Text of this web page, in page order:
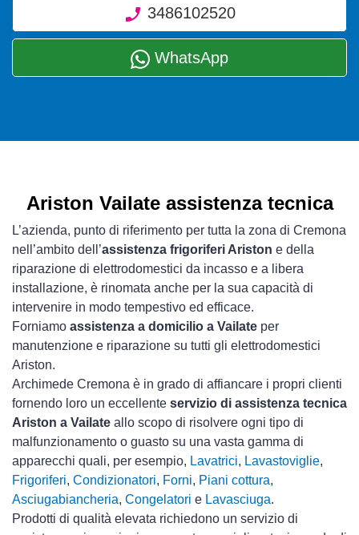
3486102520
WhatsApp
Ariston Vailate assistenza tecnica
L’azienda, punto di riferimento per tutta la zona di Cremona
nell’ambito dell’assistenza frigoriferi Ariston e della
riparazione di elettrodomestici da incasso e a libera
installazione, è rinomata anche per la sua capacità di
intervenire in modo tempestivo ed efficace.
Forniamo assistenza a domicilio a Vailate per
manutenzione e riparazione su tutti gli elettrodomestici
Ariston.
Archimede Cremona è in grado di affiancare i propri clienti
fornendo loro un eccellente servizio di assistenza tecnica
Ariston a Vailate allo scopo di risolvere ogni tipo di
malfunzionamento o guasto su una vasta gamma di
apparecchi quali, per esempio, Lavatrici, Lavastoviglie,
Frigoriferi, Condizionatori, Forni, Piani cottura,
Asciugabiancheria, Congelatori e Lavasciuga.
Prodotti di qualità elevata richiedono un servizio di